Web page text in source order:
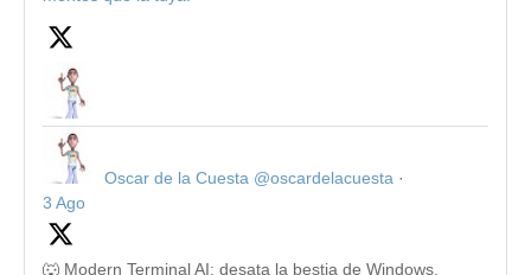
Oscar de la Cuesta @oscardelacuesta ·
3 Ago
🐺 Modern Terminal AI: desata la bestia de Windows.